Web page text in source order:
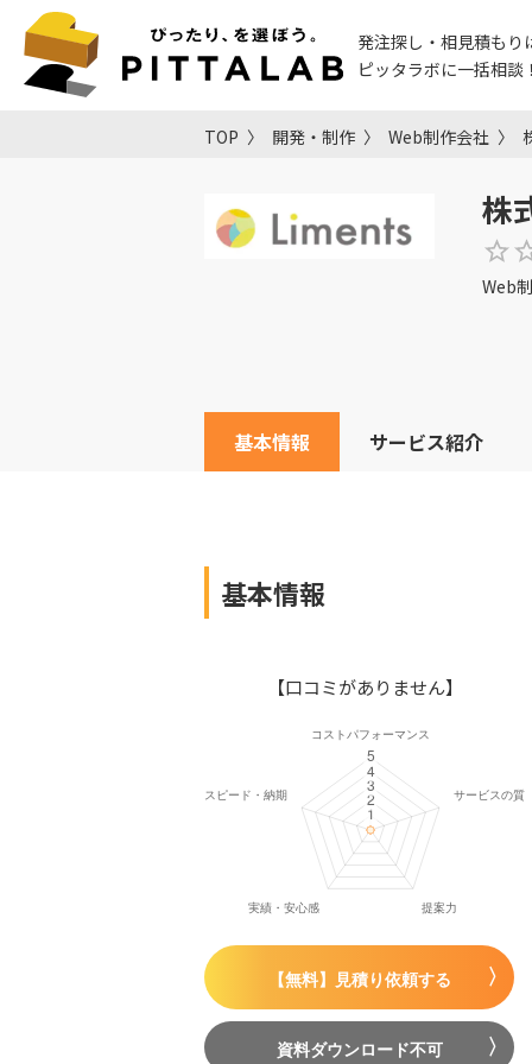
発注探し・相見積もり
ピッタラボに一括相談
TOP 開発・制作 Web制作会社
株
Web
基本情報 サービス紹介
基本情報
【口コミがありません】
【無料】見積り依頼する
資料ダウンロード不可